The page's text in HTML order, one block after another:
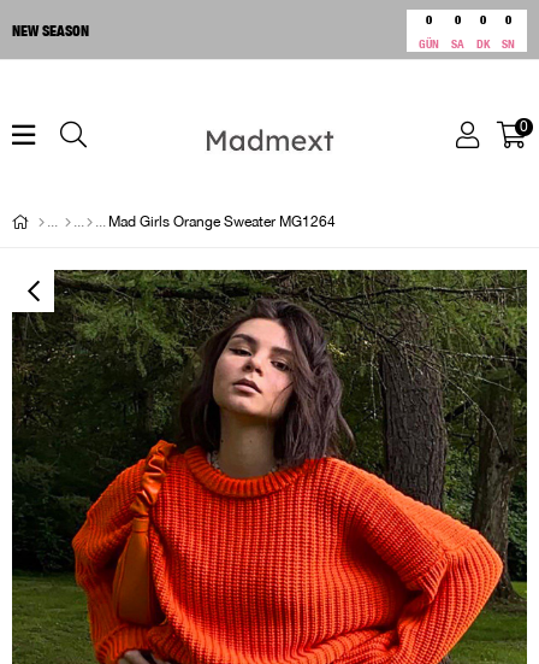
NEW SEASON
0
GÜN
0
SA
0
DK
0
SN
0
Mad Girls Orange Sweater MG1264